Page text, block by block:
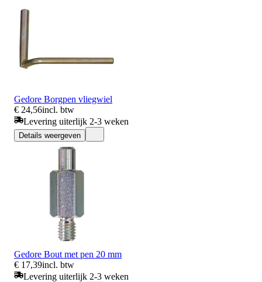
Gedore Borgpen vliegwiel
€ 24,56incl. btw
Levering uiterlijk 2-3 weken
Details weergeven
Gedore Bout met pen 20 mm
€ 17,39incl. btw
Levering uiterlijk 2-3 weken